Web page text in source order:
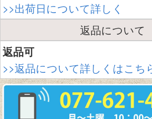
>>出荷日について詳しく
返品について
返品可
>>返品について詳しくはこち